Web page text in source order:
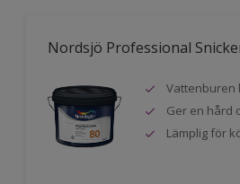
Nordsjö Professional
Vattenburen
Ger en hård
Lämplig för